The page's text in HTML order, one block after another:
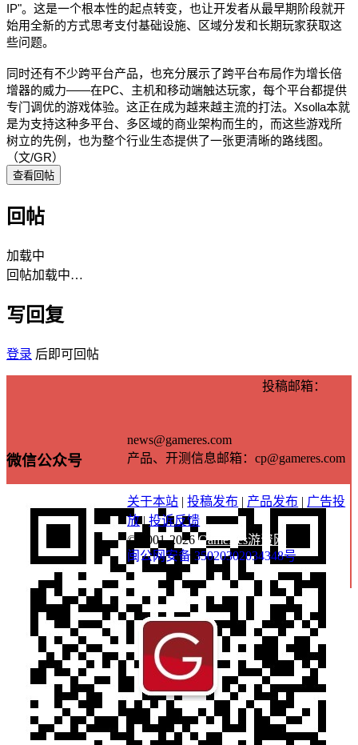
IP"。这是一个根本性的起点转变，也让开发者从最早期阶段就开
始用全新的方式思考支付基础设施、区域分发和长期玩家获取这
些问题。
同时还有不少跨平台产品，也充分展示了跨平台布局作为增长倍
增器的威力——在PC、主机和移动端触达玩家，每个平台都提供
专门调优的游戏体验。这正在成为越来越主流的打法。Xsolla本就
是为支持这种多平台、多区域的商业架构而生的，而这些游戏所
树立的先例，也为整个行业生态提供了一张更清晰的路线图。
（文/GR）
查看回帖
回帖
加载中
回帖加载中…
写回复
登录 后即可回帖
微信公众号
投稿邮箱：
news@gameres.com
产品、开测信息邮箱：cp@gameres.com
关于本站 |投稿发布 | 产品发布 | 广告投
放|投诉反馈
© 2001-2026GameRes游资网
闽公网安备 35020302034348号